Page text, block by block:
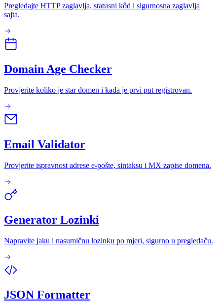
Pregledajte HTTP zaglavlja, statusni kôd i sigurnosna zaglavlja
sajta.
Domain Age Checker
Provjerite koliko je star domen i kada je prvi put registrovan.
Email Validator
Provjerite ispravnost adrese e-pošte, sintaksu i MX zapise domena.
Generator Lozinki
Napravite jaku i nasumičnu lozinku po mjeri, sigurno u pregledaču.
JSON Formatter